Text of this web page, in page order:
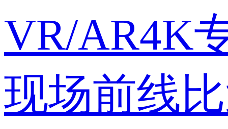
VR/AR4K
现场前线